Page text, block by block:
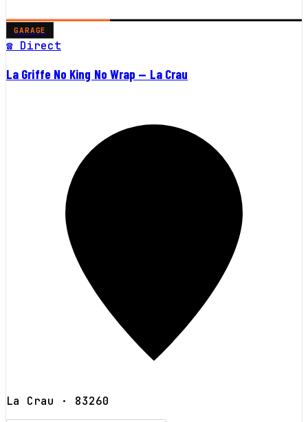
GARAGE
☎ Direct
La Griffe No King No Wrap — La Crau
La Crau · 83260